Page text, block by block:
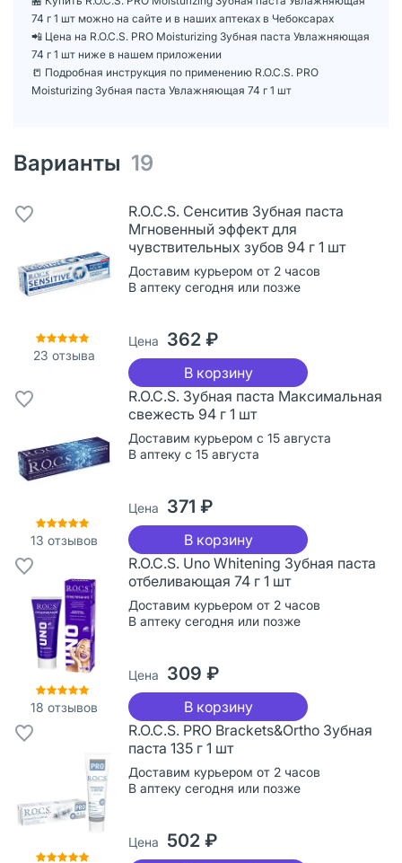
74 г 1 шт можно на сайте и в наших аптеках в Чебоксарах
📲 Цена на R.O.C.S. PRO Moisturizing Зубная паста Увлажняющая
74 г 1 шт ниже в нашем приложении
📒 Подробная инструкция по применению R.O.C.S. PRO
Moisturizing Зубная паста Увлажняющая 74 г 1 шт
Варианты 19
23 отзыва
R.O.C.S. Сенситив Зубная паста
Мгновенный эффект для
чувствительных зубов 94 г 1 шт
Доставим курьером от 2 часов
В аптеку сегодня или позже
Цена 362 ₽
В корзину
13 отзывов
R.O.C.S. Зубная паста Максимальная
свежесть 94 г 1 шт
Доставим курьером с 15 августа
В аптеку с 15 августа
Цена 371 ₽
В корзину
18 отзывов
R.O.C.S. Uno Whitening Зубная паста
отбеливающая 74 г 1 шт
Доставим курьером от 2 часов
В аптеку сегодня или позже
Цена 309 ₽
В корзину
R.O.C.S. PRO Brackets&Ortho Зубная
паста 135 г 1 шт
Доставим курьером от 2 часов
В аптеку сегодня или позже
Цена 502 ₽